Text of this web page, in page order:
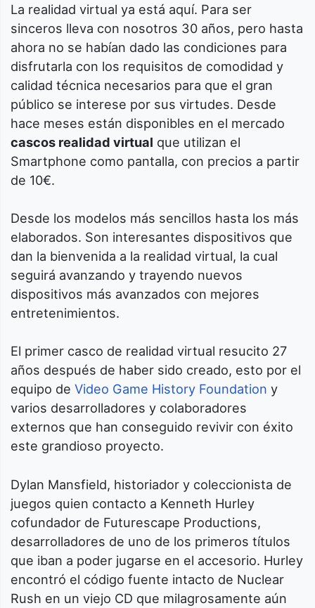
La realidad virtual ya está aquí. Para ser
sinceros lleva con nosotros 30 años, pero hasta
ahora no se habían dado las condiciones para
disfrutarla con los requisitos de comodidad y
calidad técnica necesarios para que el gran
público se interese por sus virtudes. Desde
hace meses están disponibles en el mercado
cascos realidad virtual que utilizan el
Smartphone como pantalla, con precios a partir
de 10€.
Desde los modelos más sencillos hasta los más
elaborados. Son interesantes dispositivos que
dan la bienvenida a la realidad virtual, la cual
seguirá avanzando y trayendo nuevos
dispositivos más avanzados con mejores
entretenimientos.
El primer casco de realidad virtual resucito 27
años después de haber sido creado, esto por el
equipo de Video Game History Foundation y
varios desarrolladores y colaboradores
externos que han conseguido revivir con éxito
este grandioso proyecto.
Dylan Mansfield, historiador y coleccionista de
juegos quien contacto a Kenneth Hurley
cofundador de Futurescape Productions,
desarrolladores de uno de los primeros títulos
que iban a poder jugarse en el accesorio. Hurley
encontró el código fuente intacto de Nuclear
Rush en un viejo CD que milagrosamente aún